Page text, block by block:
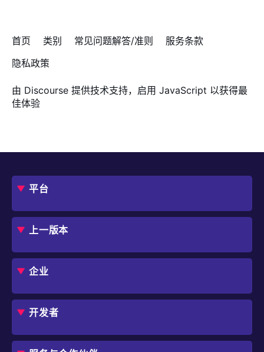
首页 类别 常见问题解答/准则
服务条款
隐私政策
由 Discourse 提供技术支持，启用 JavaScript 以获得最
佳体验
平台
概述
框架
Studio
扩展组件市场
DevOps 云
业务流程自动化
价格
评估指南
Jmix 适合我的项目吗？
上一版本
CUBA 平台
企业
角色
IT 负责人
独立软件开发商
用例
应用程序现代化
避免 SaaS/低代码 供应商费用和限制
开发者
概述